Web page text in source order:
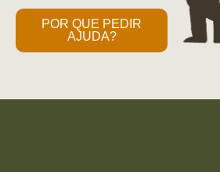
POR QUE PEDIR
AJUDA?